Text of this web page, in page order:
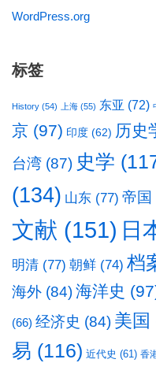
WordPress.org
标签
History (54) 上海 (55) 东亚 (72)
京 (97) 印度 (62) 历史
台湾 (87) 史学
(134) 山东 (77) 帝国
文献 (151) 日
明清 (77) 朝鲜 (74) 档
海外 (84)海洋史
(66) 经济史 (84) 美国
易 (116) 近代史 (61) 香